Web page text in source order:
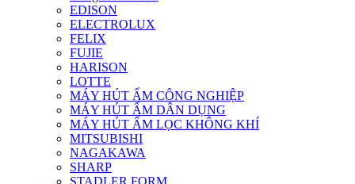
EDISON
ELECTROLUX
FELIX
FUJIE
HARISON
LOTTE
MÁY HÚT ẨM CÔNG NGHIỆP
MÁY HÚT ẨM DÂN DỤNG
MÁY HÚT ẨM LỌC KHÔNG KHÍ
MITSUBISHI
NAGAKAWA
SHARP